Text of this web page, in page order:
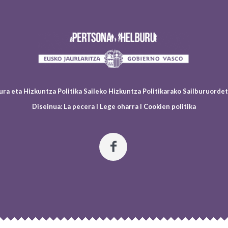
eta Hizkuntza Politika Saileko Hizkuntza Politikarako
Diseinua: La pecera I Lege oharra I Cookien politika